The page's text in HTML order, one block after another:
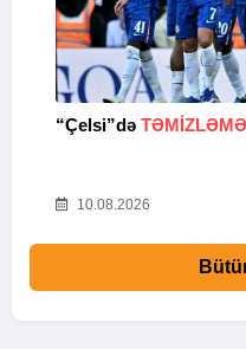
“Çelsi”də
10.08.2026